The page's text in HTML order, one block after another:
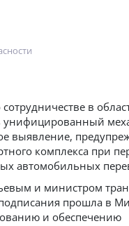
в
унифицированный
выявление,
комплекса при
автомобильных
и министром
прошла в
и обеспечению